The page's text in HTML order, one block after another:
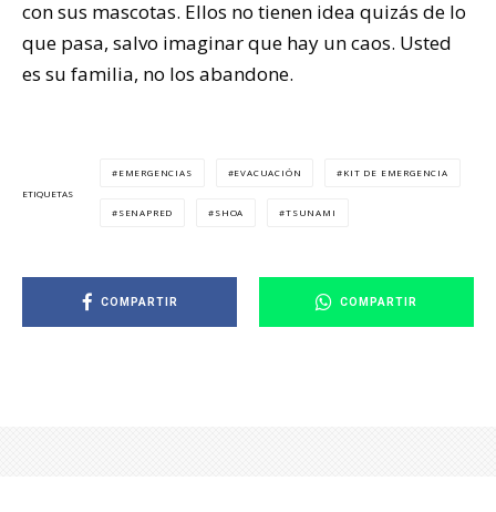
con sus mascotas. Ellos no tienen idea quizás de lo
que pasa, salvo imaginar que hay un caos. Usted
es su familia, no los abandone.
ETIQUETAS
EMERGENCIAS EVACUACIÓN KIT DE EMERGENCIA
SENAPRED SHOA TSUNAMI
COMPARTIR COMPARTIR